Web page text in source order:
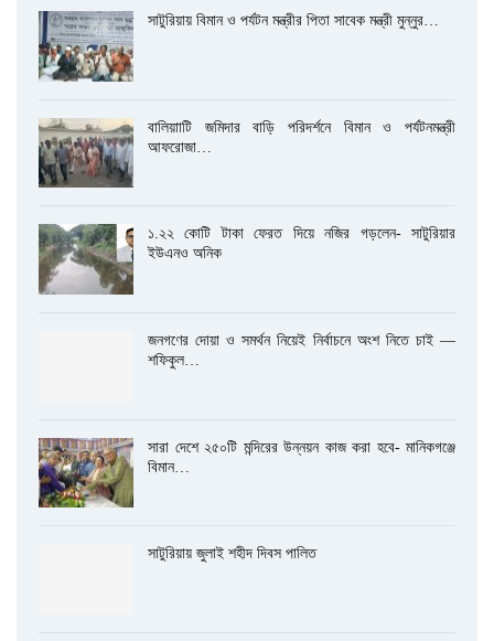
সাটুরিয়ায় বিমান ও পর্যটন মন্ত্রীর পিতা সাবেক মন্ত্রী মুন্নুর…
বালিয়াাটি জমিদার বাড়ি পরিদর্শনে বিমান ও পর্যটনমন্ত্রী
আফরোজা…
১.২২ কোটি টাকা ফেরত দিয়ে নজির গড়লেন- সাটুরিয়ার
ইউএনও অনিক
জনগণের দোয়া ও সমর্থন নিয়েই নির্বাচনে অংশ নিতে চাই —
শফিকুল…
সারা দেশে ২৫০টি মন্দিরের উন্নয়ন কাজ করা হবে- মানিকগঞ্জে
বিমান…
সাটুরিয়ায় জুলাই শহীদ দিবস পালিত